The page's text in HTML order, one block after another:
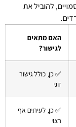
להוביל את
האם מתאים
לגישור?
✅ כן, כולל גישור
זוגי
✅ כן, לעיתים אף
רצוי